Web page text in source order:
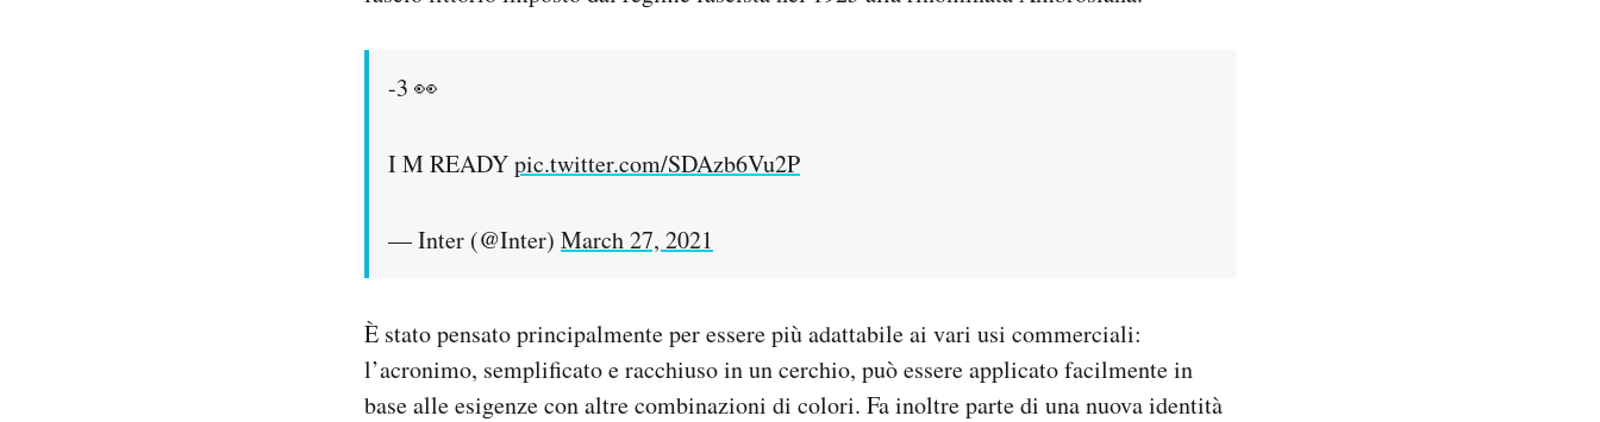
-3 👀
I M READYpic.twitter.com/SDAzb6Vu2P
— Inter (@Inter) March 27, 2021
È stato pensato principalmente per essere più adattabile ai vari usi commerciali:
l’acronimo, semplificato e racchiuso in un cerchio, può essere applicato facilmente in
base alle esigenze con altre combinazioni di colori. Fa inoltre parte di una nuova identità